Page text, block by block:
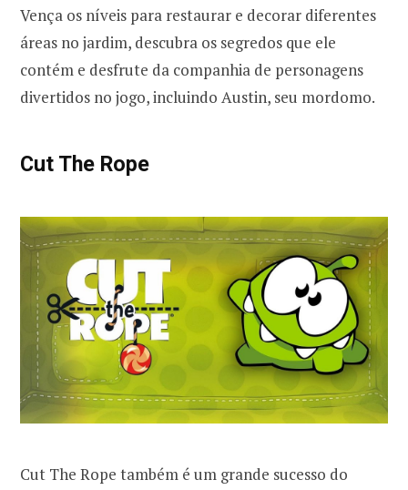
Vença os níveis para restaurar e decorar diferentes
áreas no jardim, descubra os segredos que ele
contém e desfrute da companhia de personagens
divertidos no jogo, incluindo Austin, seu mordomo.
Cut The Rope
Cut The Rope também é um grande sucesso do